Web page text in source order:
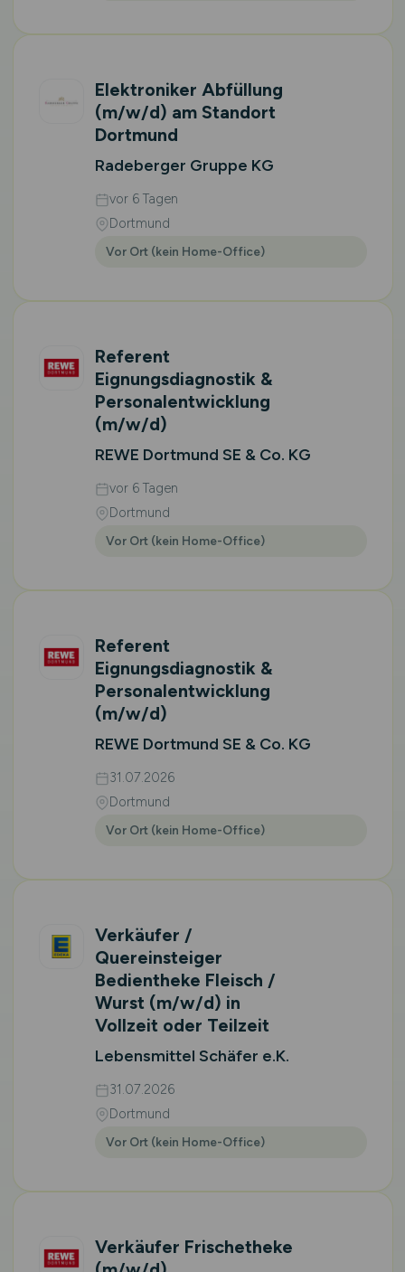
Elektroniker Abfüllung
(m/w/d) am Standort
Dortmund
Radeberger Gruppe KG
vor 6 Tagen
Dortmund
Vor Ort (kein Home-Office)
Referent
Eignungsdiagnostik &
Personalentwicklung
(m/w/d)
REWE Dortmund SE & Co. KG
vor 6 Tagen
Dortmund
Vor Ort (kein Home-Office)
Referent
Eignungsdiagnostik &
Personalentwicklung
(m/w/d)
REWE Dortmund SE & Co. KG
31.07.2026
Dortmund
Vor Ort (kein Home-Office)
Verkäufer /
Quereinsteiger
Bedientheke Fleisch /
Wurst (m/w/d) in
Vollzeit oder Teilzeit
Lebensmittel Schäfer e.K.
31.07.2026
Dortmund
Vor Ort (kein Home-Office)
Verkäufer Frischetheke